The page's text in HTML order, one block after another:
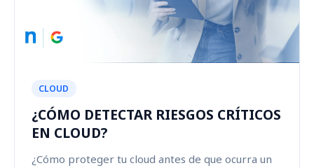
CLOUD
¿CÓMO DETECTAR RIESGOS CRÍTICOS
EN CLOUD?
¿Cómo proteger tu cloud antes de que ocurra un